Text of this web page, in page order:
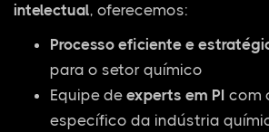
intelectual, oferecemos:
Processo eficiente e
para o setor químico
Equipe de experts em PI com
específico da indústria